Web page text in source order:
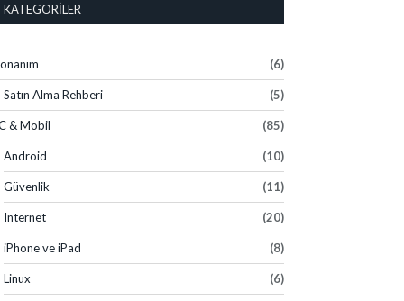
KATEGORILER
(6)
Satın Alma Rehberi (5)
& Mobil (85)
Android (10)
Güvenlik (11)
Internet (20)
iPhone ve iPad (8)
Linux (6)